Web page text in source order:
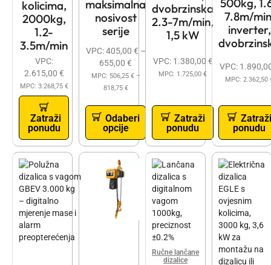
kolicima,
2000kg,
1.2-
3.5m/min
VPC:
2.615,00 €
MPC: 3.268,75 €
Zatraži
ponudu
maksimalna
nosivost
serije
VPC:405,00 € –
655,00 €
MPC: 506,25 €–
818,75 €
Odaberi
opcije
dvobrzinska
2.3-7m/min,
1,5 kW
VPC: 1.380,00 €
MPC: 1.725,00 €
Zatraži
ponudu
500kg,
7.8m/
inverter,
VPC:
MPC: 2.362,50
Zatraži
ponudu
Ručne lančane
dizalice